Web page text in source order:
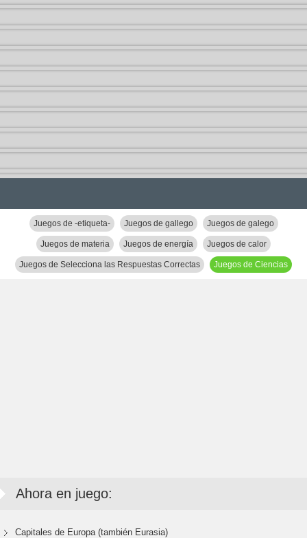
Juegos de -etiqueta- Juegos de gallego Juegos de galego
Juegos de materia Juegos de energía Juegos de calor
Juegos de Selecciona las Respuestas Correctas Juegos de Ciencias
Ahora en juego:
Capitales de Europa (también Eurasia)